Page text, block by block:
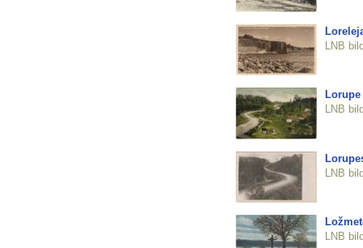
LNB
Lorupe
LNB
LNB
LNB